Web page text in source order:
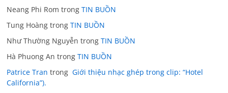
Neang Phi Rom trongTIN BUỒN
Tung Hoàng trongTIN BUỒN
Như Thường Nguyễn trongTIN BUỒN
Hà Phuong An trongTIN BUỒN
Patrice Tran trong Giới thiệu nhạc ghép trong clip: “Hotel
California”).